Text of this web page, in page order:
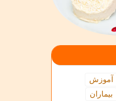
آموزش
بیماران